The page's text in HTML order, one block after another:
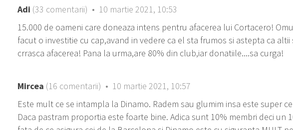
Adi (33 comentarii) • 10 martie 2021, 10:53
15.000 de oameni care doneaza intens pentru afacerea lui Cortacero!
facut o investitie cu cap,avand in vedere ca el sta frumos si astepta ca altii
crrasca afacerea! Pana la urma,are 80% din club,iar donatiile....sa curga!
Mircea (16 comentarii) • 10 martie 2021, 10:57
Este mult ce se intampla la Dinamo. Radem sau glumim insa este super
Daca pastram proportia este foarte bine. Adica sunt 10% membri deci un